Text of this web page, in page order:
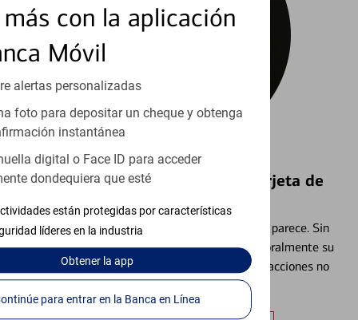
con la aplicación
Móvil
alertas personalizadas
foto para depositar un cheque y obtenga
instantánea
digital o Face ID para acceder
dondequiera que esté
están protegidas por características
líderes en la industria
Obtenerla app
Continúe para entrar en la Banca en Línea
Bloquear y Desbloquear una Tarjeta de
Extraviar una tarjeta es más común de lo que parece. Sin
embargo, puede bloquear y desbloquear temporalmente su
tarjeta de débito para ayudar a prevenir transacciones no
autorizadas.